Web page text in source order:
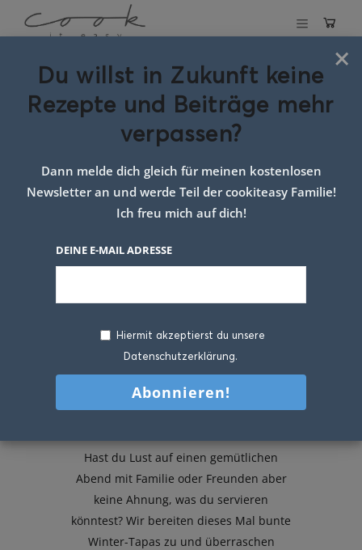
Schlagwort:
Roggenbrot
Crostini
Hast du Lust auf einen gemütlichen
Abend mit Familie oder Freunden aber
keine Ahnung, was du servieren
könntest? Wir bereiten dieses Mal bunte
Winter-Tapas zu und überraschen
×
Du willst in Zukunft keine
Rezepte und Beiträge mehr
verpassen?
Dann melde dich gleich für meinen kostenlosen
Newsletter an und werde Teil der cookiteasy Familie!
Ich freu mich auf dich!
DEINE E-MAIL ADRESSE
Hiermit akzeptierst du unsere
Datenschutzerklärung.